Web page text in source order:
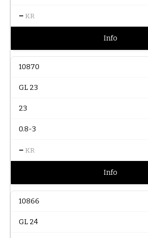
– KR
Info
10870
GL 23
23
0.8-3
– KR
Info
10866
GL 24